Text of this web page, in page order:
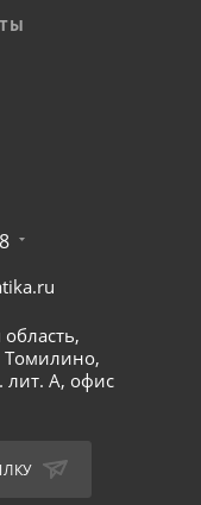
лит. А, офис